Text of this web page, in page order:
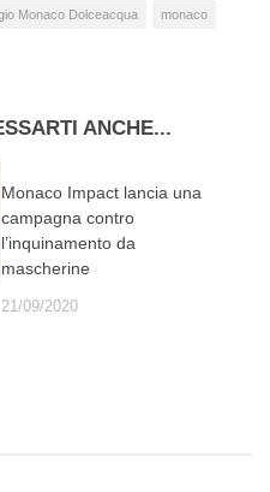
Monaco Dolceacqua monaco
ANCHE...
Monaco Impact lancia una
campagna contro
l’inquinamento da
mascherine
21/09/2020